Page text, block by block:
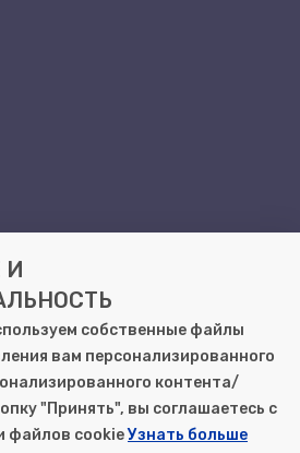
И
собственные файлы
вам персонализированного
контента/
"Принять", вы соглашаетесь с
файлов cookieУзнать больше